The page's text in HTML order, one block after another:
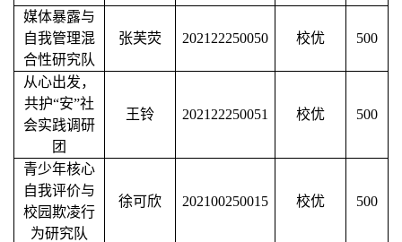
媒体暴露与
自我管理混
合性研究队
张芙荧 202122250050 校优 500
从心出发，
共护“安”社
会实践调研
团
王铃 202122250051 校优 500
青少年核心
自我评价与
校园欺凌行
为研究队
徐可欣 202100250015 校优 500